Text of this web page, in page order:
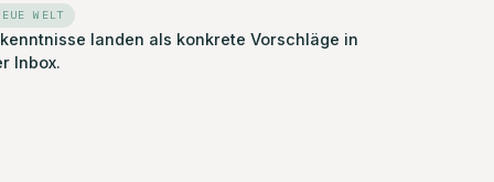
WELT
landen als konkrete Vorschläge in
Inbox.